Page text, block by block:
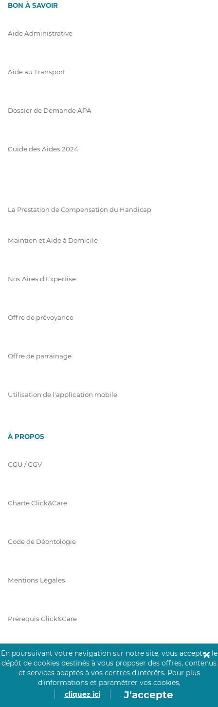
BON À SAVOIR
Aide Administrative
Aide au Transport
Dossier de Demande APA
Guide des Aides 2024
La Prestation de Compensation du Handicap
Maintien et Aide à Domicile
Nos Aires d'Expertise
Offre de prévoyance
Offre de parrainage
Utilisation de l'application mobile
À PROPOS
CGU / GGV
Charte Click&Care
Code de Déontologie
Mentions Légales
Prérequis Click&Care
Protection des Données
En poursuivant votre navigation sur notre site, vous acceptez le
dépôt de cookies destinés à vous proposer des offres, contenus
et services adaptés à vos centres d’intérêts. Pour plus
d’informations et paramétrer vos cookies,
cliquez ici
. J'accepte
✕